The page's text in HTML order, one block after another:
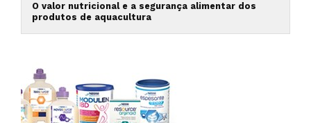
O valor nutricional e a segurança alimentar dos
produtos de aquacultura